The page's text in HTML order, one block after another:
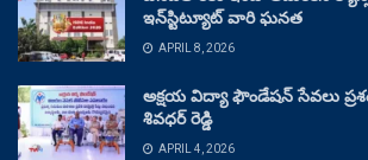
ఇన్‌స్టిట్యూట్ వారి ఘనత
APRIL 8, 2026
అక్షయ విద్యా ఫౌండేషన్ సేవలు
శివధర్ రెడ్డి
APRIL 4, 2026